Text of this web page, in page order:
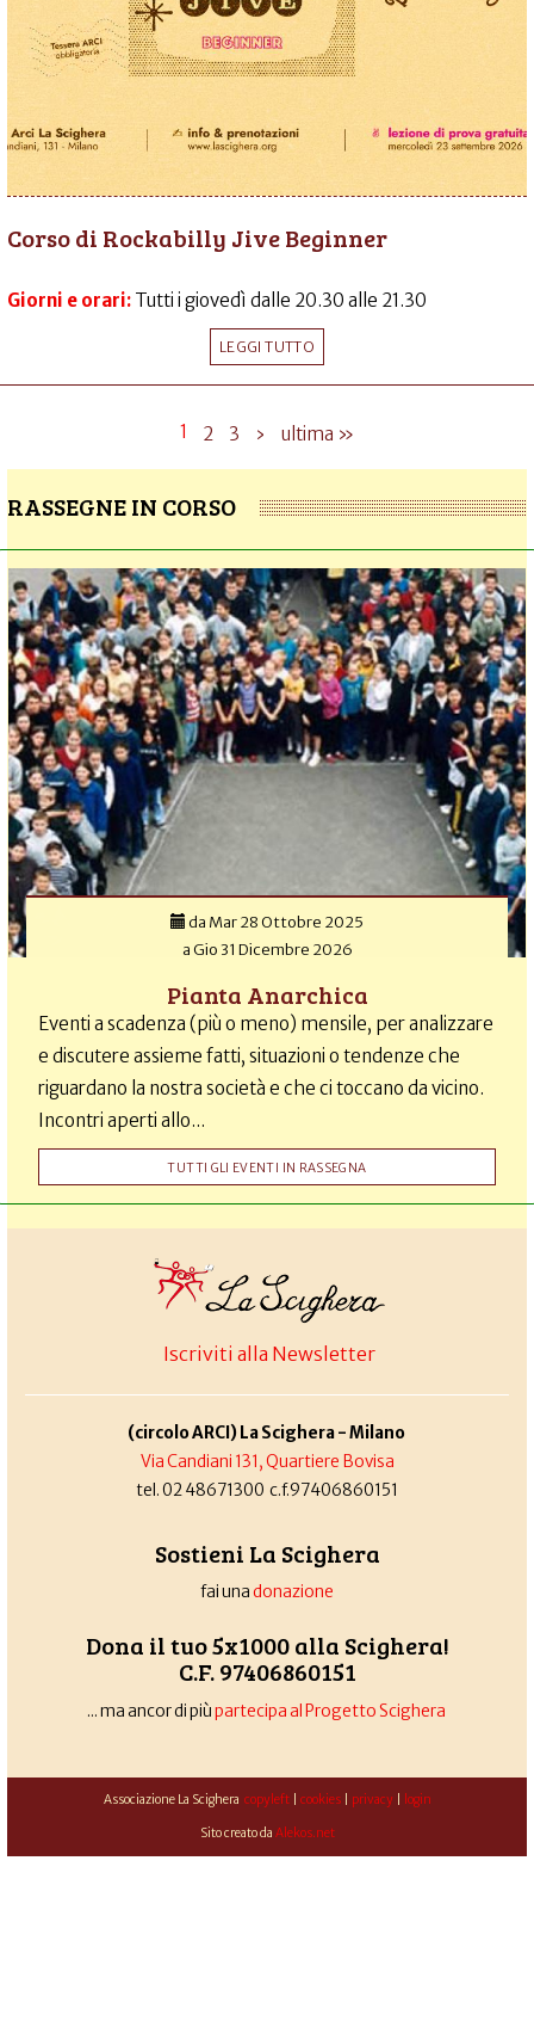
Corso di Rockabilly Jive Beginner
Giorni e orari: Tutti i giovedì dalle 20.30 alle 21.30
LEGGI TUTTO
1 2 3 › ultima »
RASSEGNE IN CORSO
da Mar 28 Ottobre 2025
aGio 31 Dicembre 2026
Pianta Anarchica
Eventi a scadenza (più o meno) mensile, per analizzare
e discutere assieme fatti, situazioni o tendenze che
riguardano la nostra società e che ci toccano da vicino.
Incontri aperti allo...
TUTTI GLI EVENTI IN RASSEGNA
Iscriviti alla Newsletter
(circolo ARCI) La Scighera - Milano
Via Candiani 131, Quartiere Bovisa
tel. 02 48671300 c.f.97406860151
Sostieni La Scighera
fai unadonazione
Dona il tuo 5x1000 alla Scighera!
C.F. 97406860151
... ma ancor di piùpartecipa al Progetto Scighera
Associazione La Scighera copyleft| cookies| privacy| login
Sito creato da Alekos.net